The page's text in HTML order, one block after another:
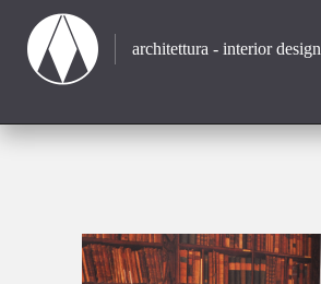
architettura - interior design